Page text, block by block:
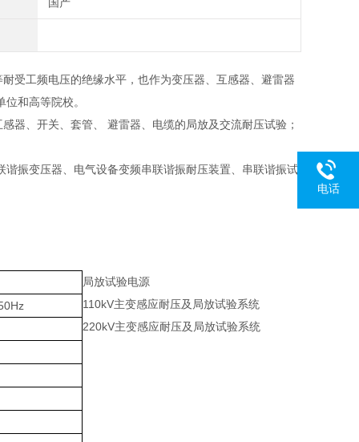
工频电压的绝缘水平，也作为变压器、互感器、避雷器
和高等院校。
器、开关、套管、 避雷器、电缆的局放及交流耐压试验；
振变压器、电气设备变频串联谐振耐压装置、串联谐振试
局放试验电源
110kV主变感应耐压及局放试验系统
220kV主变感应耐压及局放试验系统
电话